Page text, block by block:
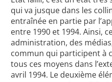
qui va jusque dans les
entraînée en partie par
entre 1990 et 1994. Ainsi,
administration, des
commun qui participent à
tous ces moyens dans
avril 1994. Le deuxième